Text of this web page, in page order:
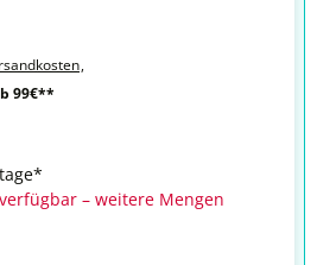
,
99€**
– weitere Mengen